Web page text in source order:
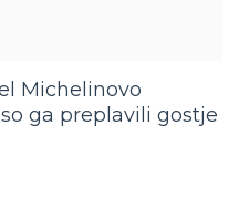
Michelinovo
ga preplavili gostje